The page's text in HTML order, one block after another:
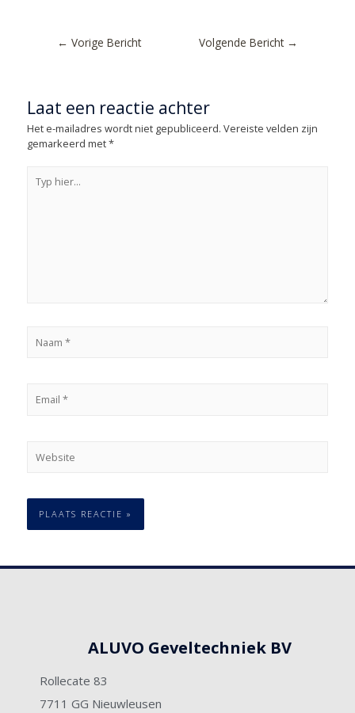
← Vorige Bericht Volgende Bericht →
Laat een reactie achter
Het e-mailadres wordt niet gepubliceerd. Vereiste velden zijn
gemarkeerd met*
ALUVO Geveltechniek BV
Rollecate 83
7711 GG Nieuwleusen